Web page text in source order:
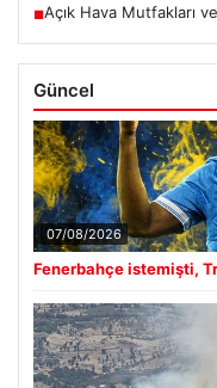
■Açık Hava Mutfakları
Güncel
07/08/2026
Fenerbahçe istemişti,